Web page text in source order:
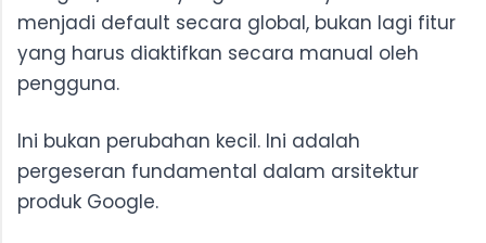
menjadi default secara global, bukan lagi fitur
yang harus diaktifkan secara manual oleh
pengguna.
Ini bukan perubahan kecil. Ini adalah
pergeseran fundamental dalam arsitektur
produk Google.